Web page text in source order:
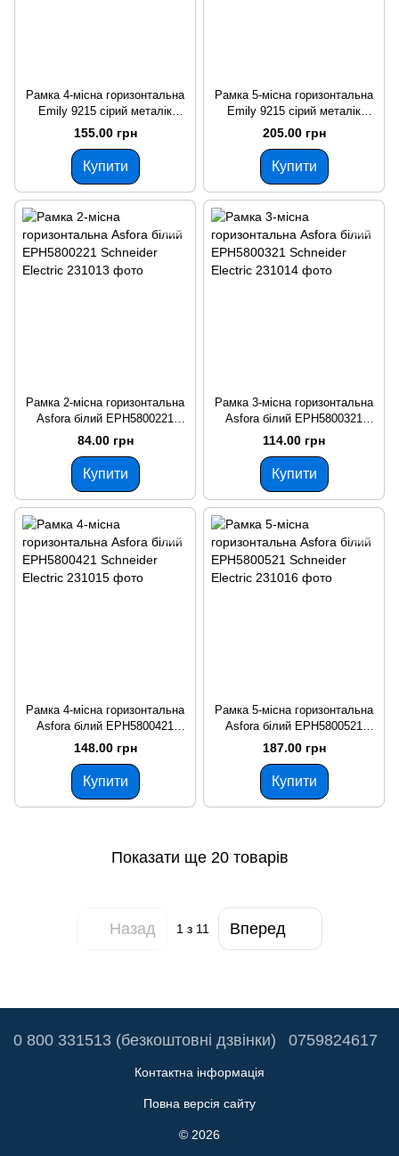
Рамка 4-місна горизонтальна
Emily 9215 сірий металік
ELCOR
155.00 грн
Купити
Рамка 5-місна горизонтальна
Emily 9215 сірий металік
ELCOR
205.00 грн
Купити
Рамка 2-місна горизонтальна
Asfora білий EPH5800221
Schneider Electric
84.00 грн
Купити
Рамка 3-місна горизонтальна
Asfora білий EPH5800321
Schneider Electric
114.00 грн
Купити
Рамка 4-місна горизонтальна
Asfora білий EPH5800421
Schneider Electric
148.00 грн
Купити
Рамка 5-місна горизонтальна
Asfora білий EPH5800521
Schneider Electric
187.00 грн
Купити
Показати ще 20 товарів
Назад 1 з 11 Вперед
0 800 331513 (безкоштовні дзвінки) 0759824617
Контактна інформація
Повна версія сайту
© 2026